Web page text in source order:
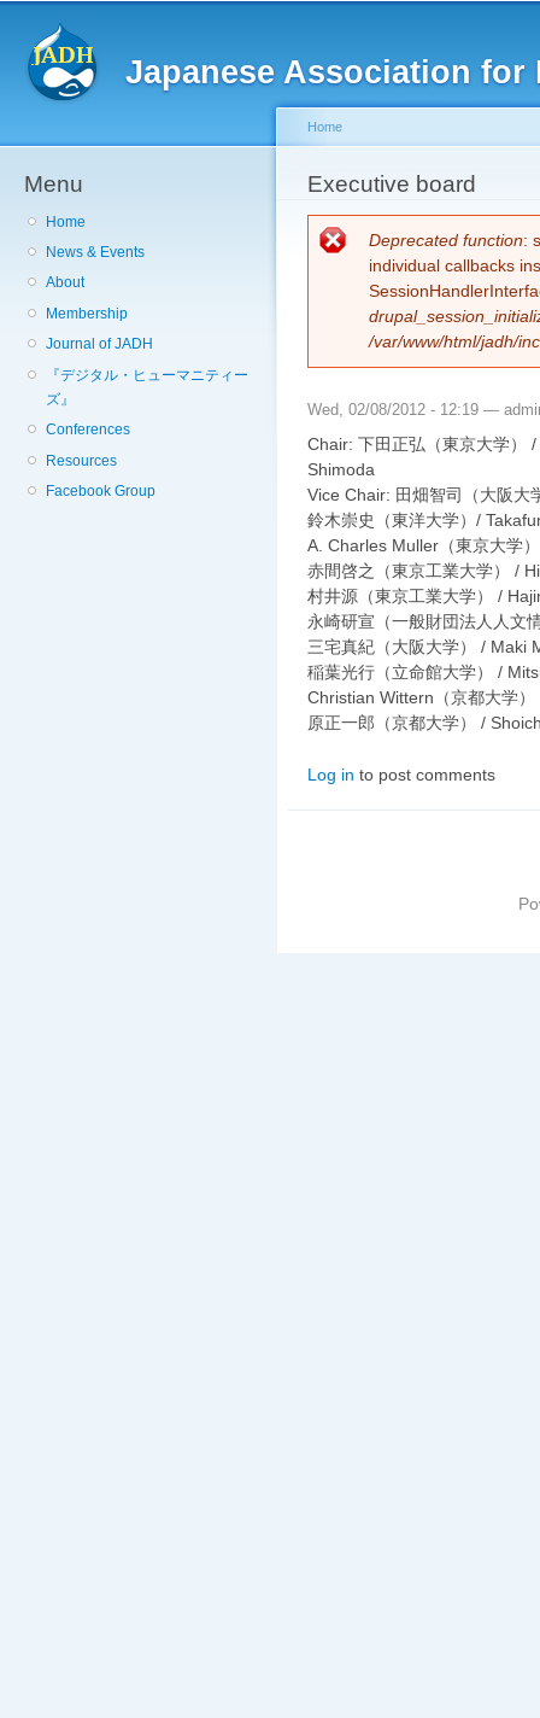
Japanese Association
Menu
Home
News & Events
About
Membership
Journal of JADH
『デジタル・ヒューマニティー
ズ』
Conferences
Resources
Facebook Group
You are here
Home
Executive board
Error message
Deprecated function:
individual callbacks
/var/www/html/jadh/
Wed, 02/08/2012 - 12:19 —
Chair: 下田正弘（東京大学）
Shimoda
Vice Chair: 田畑智司（大阪大
鈴木崇史（東洋大学）/
A. Charles Muller（東京大学）
赤間啓之（東京工業大学） /
村井源（東京工業大学） /
永崎研宣（一般財団法人人文
三宅真紀（大阪大学） / Maki
稲葉光行（立命館大学） /
Christian Wittern（京都大学）
原正一郎（京都大学） /
Log in to post comments